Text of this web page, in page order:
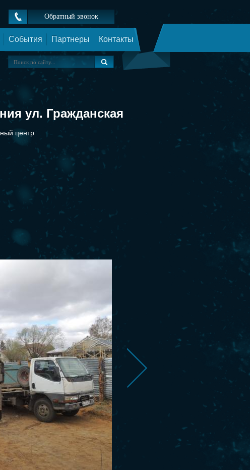
События Партнеры Контакты
Обратный звонок
ул. Гражданская
центр